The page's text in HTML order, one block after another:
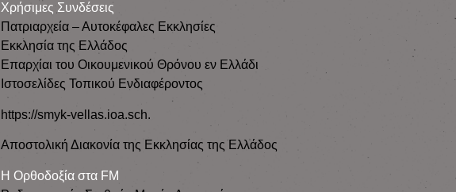
Χρήσιμες Συνδέσεις
Πατριαρχεία – Αυτοκέφαλες Εκκλησίες
Εκκλησία της Ελλάδος
Επαρχίαι του Οικουμενικού Θρόνου εν Ελλάδι
Ιστοσελίδες Τοπικού Ενδιαφέροντος
https://smyk-vellas.ioa.sch.
Αποστολική Διακονία της Εκκλησίας της Ελλάδος
Η Ορθοδοξία στα FM